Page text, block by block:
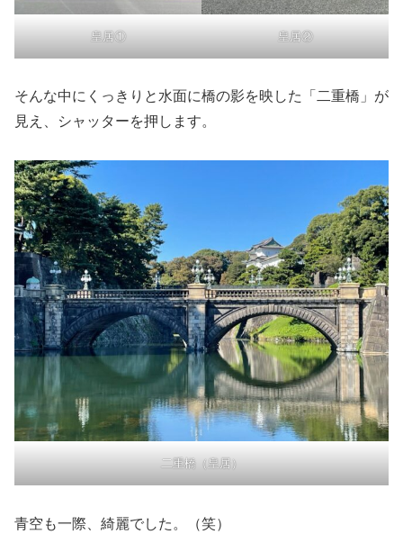
皇居① 皇居②
そんな中にくっきりと水面に橋の影を映した「二重橋」が
見え、シャッターを押します。
二重橋（皇居）
青空も一際、綺麗でした。（笑）